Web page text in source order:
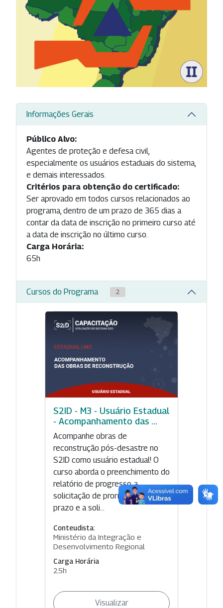
Informações Gerais
Público Alvo:
Agentes de proteção e defesa civil,
especialmente os usuários estaduais do sistema,
e demais interessados.
Critérios para obtenção do certificado:
Ser aprovado em todos cursos relacionados ao
programa, dentro de um prazo de 365 dias a
contar da data de inscrição no primeiro curso até
a data de inscrição no último curso.
Carga Horária:
65h
Cursos do Programa 2
S2ID - M3 - Usuário Estadual
- Acompanhamento das ...
Acompanhe obras de
reconstrução pós-desastre no
S2ID como usuário estadual! O
curso aborda o preenchimento do
relatório de progresso, a
solicitação de prorrogação de
prazo e a soli...
Conteudista:
Ministério da Integração e
Desenvolvimento Regional
Carga Horária
25h
Visualizar